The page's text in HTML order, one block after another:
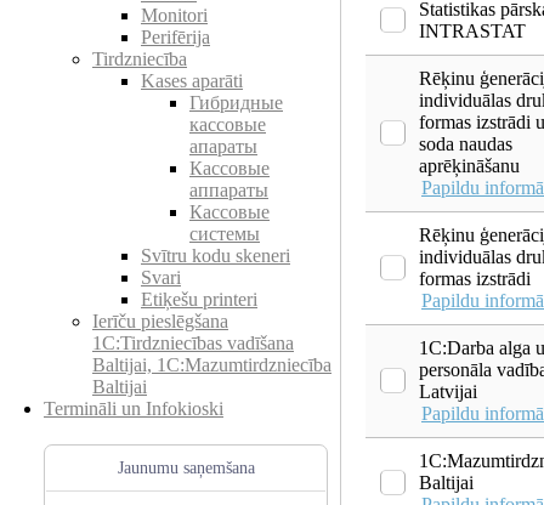
Monitori
Perifērija
Tirdzniecība
Kases aparāti
Гибридные
кассовые
апараты
Кассовые
аппараты
Кассовые
системы
Svītru kodu skeneri
Svari
Etiķešu printeri
Ierīču pieslēgšana
1C:Tirdzniecības vadīšana
Baltijai, 1C:Mazumtirdzniecība
Baltijai
Termināli un Infokioski
Jaunumu saņemšana
Statistikas
INTRASTAT
Rēķinu
individuālas
formas izstrādi
soda naudas
aprēķināšanu
Papildu
Rēķinu
individuālas
formas izstrādi
Papildu
1C:Darba alga
personāla
Latvijai
Papildu
Baltijai